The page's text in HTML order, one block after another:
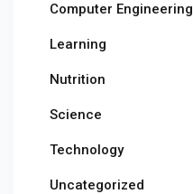
Computer Engineering
Learning
Nutrition
Science
Technology
Uncategorized